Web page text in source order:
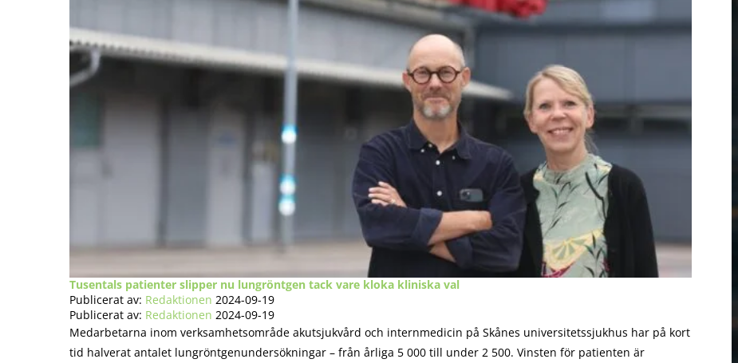
Tusentals patienter slipper nu lungröntgen tack vare kloka kliniska val
Publicerat av: Redaktionen 2024-09-19
Publicerat av: Redaktionen 2024-09-19
Medarbetarna inom verksamhetsområde akutsjukvård och internmedicin på Skånes universitetssjukhus har på kort
tid halverat antalet lungröntgenundersökningar – från årliga 5 000 till under 2 500. Vinsten för patienten är